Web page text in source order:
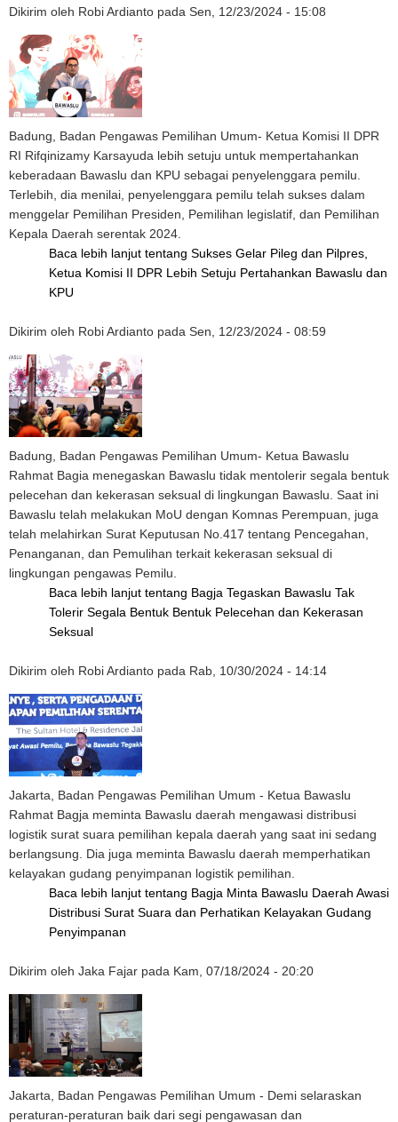
Dikirim oleh Robi Ardianto pada Sen, 12/23/2024 - 15:08
Badung, Badan Pengawas Pemilihan Umum- Ketua Komisi II DPR
RI Rifqinizamy Karsayuda lebih setuju untuk mempertahankan
keberadaan Bawaslu dan KPU sebagai penyelenggara pemilu.
Terlebih, dia menilai, penyelenggara pemilu telah sukses dalam
menggelar Pemilihan Presiden, Pemilihan legislatif, dan Pemilihan
Kepala Daerah serentak 2024.
Baca lebih lanjut tentang Sukses Gelar Pileg dan Pilpres,
Ketua Komisi II DPR Lebih Setuju Pertahankan Bawaslu dan
KPU
Dikirim oleh Robi Ardianto pada Sen, 12/23/2024 - 08:59
Badung, Badan Pengawas Pemilihan Umum- Ketua Bawaslu
Rahmat Bagia menegaskan Bawaslu tidak mentolerir segala bentuk
pelecehan dan kekerasan seksual di lingkungan Bawaslu. Saat ini
Bawaslu telah melakukan MoU dengan Komnas Perempuan, juga
telah melahirkan Surat Keputusan No.417 tentang Pencegahan,
Penanganan, dan Pemulihan terkait kekerasan seksual di
lingkungan pengawas Pemilu.
Baca lebih lanjut tentang Bagja Tegaskan Bawaslu Tak
Tolerir Segala Bentuk Bentuk Pelecehan dan Kekerasan
Seksual
Dikirim oleh Robi Ardianto pada Rab, 10/30/2024 - 14:14
Jakarta, Badan Pengawas Pemilihan Umum - Ketua Bawaslu
Rahmat Bagja meminta Bawaslu daerah mengawasi distribusi
logistik surat suara pemilihan kepala daerah yang saat ini sedang
berlangsung. Dia juga meminta Bawaslu daerah memperhatikan
kelayakan gudang penyimpanan logistik pemilihan.
Baca lebih lanjut tentang Bagja Minta Bawaslu Daerah Awasi
Distribusi Surat Suara dan Perhatikan Kelayakan Gudang
Penyimpanan
Dikirim oleh Jaka Fajar pada Kam, 07/18/2024 - 20:20
Jakarta, Badan Pengawas Pemilihan Umum - Demi selaraskan
peraturan-peraturan baik dari segi pengawasan dan